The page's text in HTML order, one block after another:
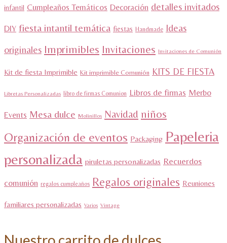
infantil Cumpleaños Temáticos Decoración detalles invitados
DIY fiesta intantil temática fiestas Handmade Ideas
originales Imprimibles Invitaciones Invitaciones de Comunión
Kit de fiesta Imprimible Kit imprimible Comunión KITS DE FIESTA
Libretas Personalizadas libro de firmas Comunion Libros de firmas Merbo
Events Mesa dulce Molinillos Navidad niños
Organización de eventos Packaging Papeleria
personalizada piruletas personalizadas Recuerdos
comunión regalos cumpleaños Regalos originales Reuniones
familiares personalizadas Varios Vintage